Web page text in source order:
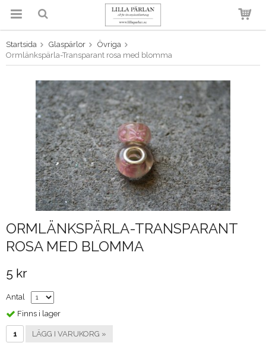
Produkten har blivit tillagd i
varukorgen
Startsida Glaspärlor
Övriga
Ormlänkspärla-Transparant rosa med blomma
ORMLÄNKSPÄRLA-TRANSPARANT
ROSA MED BLOMMA
5 kr
Antal
Finns i lager
LÄGG I VARUKORG »